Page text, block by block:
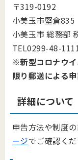
〒319-0192
小美玉市堅倉835
小美玉市 総務部
TEL0299-48-
※新型コロナウ
限り郵送による
詳細について
申告方法や制度
ージでご確認くだ